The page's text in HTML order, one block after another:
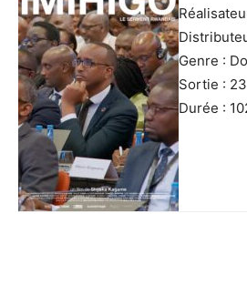
Genre :
Sortie :
Durée :